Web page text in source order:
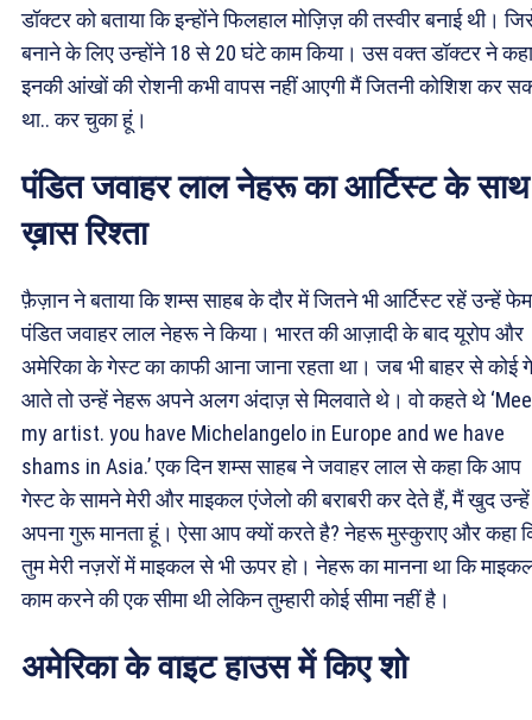
डॉक्टर को बताया कि इन्होंने फिलहाल मोज़िज़ की तस्वीर बनाई थी।
बनाने के लिए उन्होंने 18 से 20 घंटे काम किया। उस वक्त डॉक्टर ने
इनकी आंखों की रोशनी कभी वापस नहीं आएगी मैं जितनी कोशिश कर
था.. कर चुका हूं।
पंडित जवाहर लाल नेहरू का आर्टिस्ट के साथ
ख़ास रिश्ता
फ़ैज़ान ने बताया कि शम्स साहब के दौर में जितने भी आर्टिस्ट रहें उन्हें
पंडित जवाहर लाल नेहरू ने किया। भारत की आज़ादी के बाद यूरोप और
अमेरिका के गेस्ट का काफी आना जाना रहता था। जब भी बाहर से कोई
आते तो उन्हें नेहरू अपने अलग अंदाज़ से मिलवाते थे। वो कहते थे
my artist. you have Michelangelo in Europe and we have
shams in Asia.’ एक दिन शम्स साहब ने जवाहर लाल से कहा कि आप
गेस्ट के सामने मेरी और माइकल एंजेलो की बराबरी कर देते हैं, मैं खुद उन्हें
अपना गुरू मानता हूं। ऐसा आप क्यों करते है? नेहरू मुस्कुराए और कहा
तुम मेरी नज़रों में माइकल से भी ऊपर हो। नेहरू का मानना था कि
काम करने की एक सीमा थी लेकिन तुम्हारी कोई सीमा नहीं है।
अमेरिका के वाइट हाउस में किए शो